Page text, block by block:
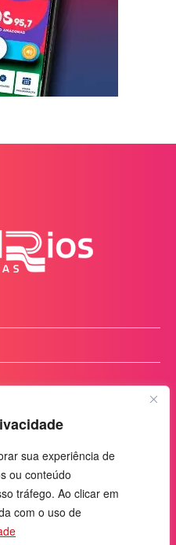
sua experiência de
ou conteúdo
tráfego. Ao clicar em
com o uso de
Sra. das Graças